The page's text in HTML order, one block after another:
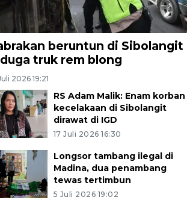
beruntun di Sibolangit
truk rem blong
2026 19:21
RS Adam Malik: Enam korban
kecelakaan di Sibolangit
dirawat di IGD
17 Juli 2026 16:30
Longsor tambang ilegal di
Madina, dua penambang
tewas tertimbun
5 Juli 2026 19:02